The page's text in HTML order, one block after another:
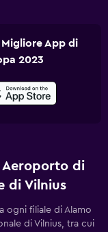
App di
2023
Aeroporto di
di Vilnius
ogni filiale di Alamo
di Vilnius, tra cui